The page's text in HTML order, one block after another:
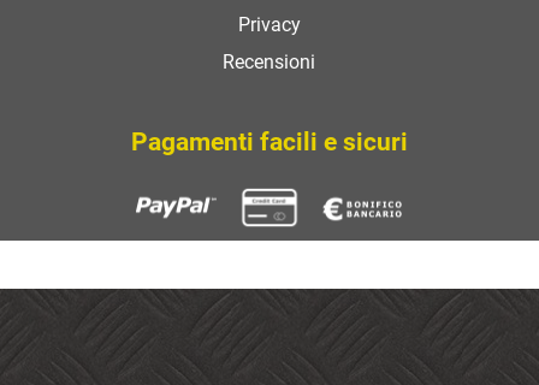
Privacy
Recensioni
Pagamenti facili e sicuri